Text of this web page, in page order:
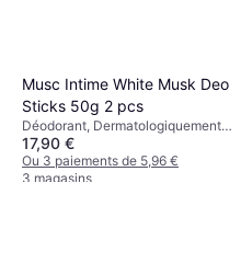
Musc Intime White Musk Deo
Sticks 50g 2 pcs
Déodorant, Dermatologiquement
Testé, Parfumé
17,90 €
Ou 3 paiements de 5,96 €
3 magasins